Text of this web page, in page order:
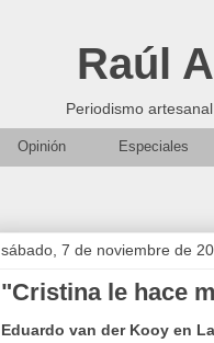
Raúl
Periodismo
Opinión Especiales
sábado, 7 de noviembre de
"Cristina le hace
Eduardo van der Kooy en